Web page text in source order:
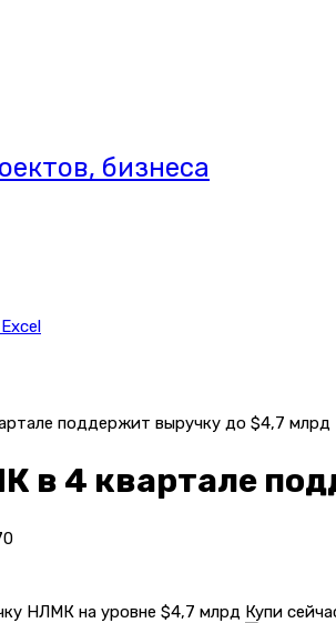
бизнеса
поддержит выручку до $4,7 млрд
в 4 квартале
Купи